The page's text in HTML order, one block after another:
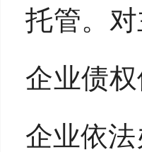
托管。
企业债
企业依